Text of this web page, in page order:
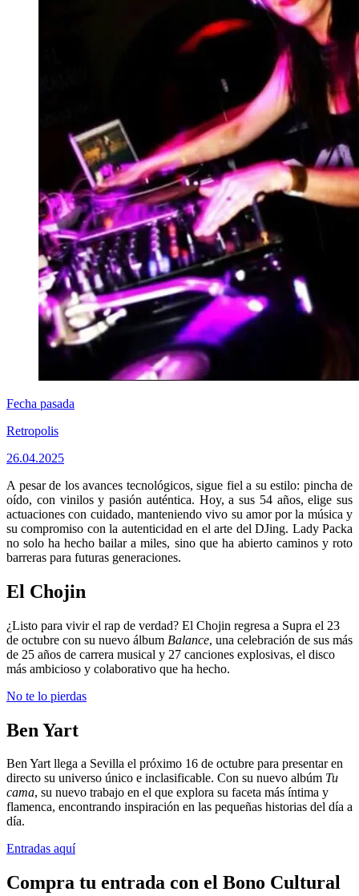
Fecha pasada
Retropolis
26.04.2025
A pesar de los avances tecnológicos, sigue fiel a su estilo: pincha de
oído, con vinilos y pasión auténtica. Hoy, a sus 54 años, elige sus
actuaciones con cuidado, manteniendo vivo su amor por la música y
su compromiso con la autenticidad en el arte del DJing. Lady Packa
no solo ha hecho bailar a miles, sino que ha abierto caminos y roto
barreras para futuras generaciones.
El Chojin
¿Listo para vivir el rap de verdad? El Chojin regresa a Supra el 23
de octubre con su nuevo álbum Balance, una celebración de sus más
de 25 años de carrera musical y 27 canciones explosivas, el disco
más ambicioso y colaborativo que ha hecho.
No te lo pierdas
Ben Yart
Ben Yart llega a Sevilla el próximo 16 de octubre para presentar en
directo su universo único e inclasificable. Con su nuevo albúm Tu
cama, su nuevo trabajo en el que explora su faceta más íntima y
flamenca, encontrando inspiración en las pequeñas historias del día a
día.
Entradas aquí
Compra tu entrada con el Bono Cultural